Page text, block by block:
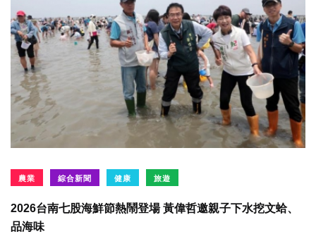
農業 綜合新聞 健康 旅遊
2026台南七股海鮮節熱鬧登場 黃偉哲邀親子下水挖文蛤、
品海味